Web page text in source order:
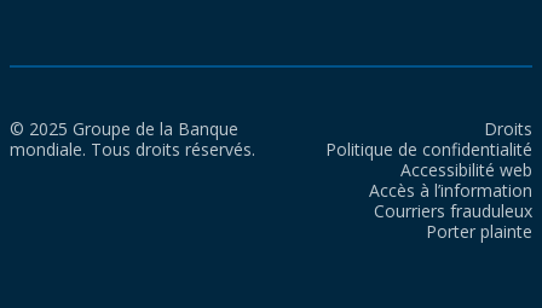
© 2025 Groupe de la Banque
mondiale. Tous droits réservés.
Droits
Politique de confidentialité
Accessibilité web
Accès à l’information
Courriers frauduleux
Porter plainte